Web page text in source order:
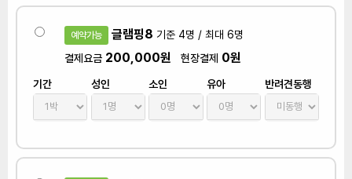
예약가능 글램핑8 기준 4명 / 최대 6명
결제요금 200,000원 현장결제 0원
기간 성인 소인 유아 반려견동행